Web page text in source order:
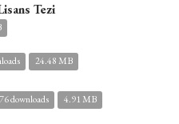
Tezi
24.48 MB
downloads 4.91 MB